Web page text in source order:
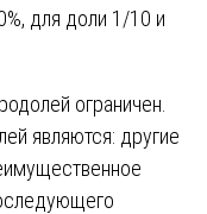
для доли 1/10 и
ограничен.
являются: другие